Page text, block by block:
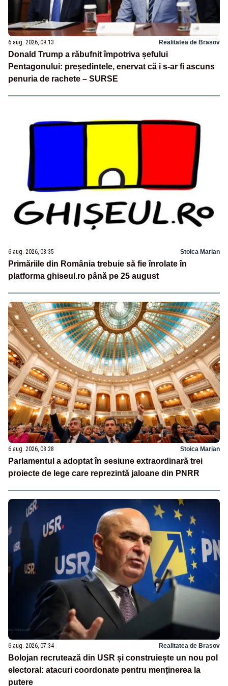
6 aug. 2026, 09:13 Realitatea de Brasov
Donald Trump a răbufnit împotriva șefului
Pentagonului: președintele, enervat că i s-ar fi ascuns
penuria de rachete – SURSE
6 aug. 2026, 08:35 Stoica Marian
Primăriile din România trebuie să fie înrolate în
platforma ghiseul.ro până pe 25 august
6 aug. 2026, 08:28 Stoica Marian
Parlamentul a adoptat în sesiune extraordinară trei
proiecte de lege care reprezintă jaloane din PNRR
6 aug. 2026, 07:34 Realitatea de Brasov
Bolojan recrutează din USR și construiește un nou pol
electoral: atacuri coordonate pentru menținerea la
putere